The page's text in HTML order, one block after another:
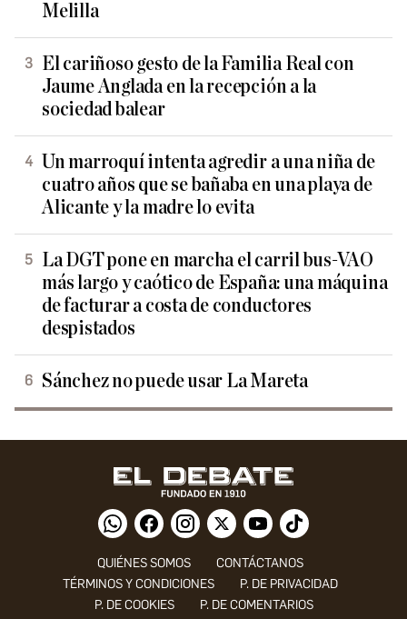
Melilla
El cariñoso gesto de la Familia Real con
Jaume Anglada en la recepción a la
sociedad balear
Un marroquí intenta agredir a una niña de
cuatro años que se bañaba en una playa de
Alicante y la madre lo evita
La DGT pone en marcha el carril bus-VAO
más largo y caótico de España: una máquina
de facturar a costa de conductores
despistados
Sánchez no puede usar La Mareta
QUIÉNES SOMOS
CONTÁCTANOS
TÉRMINOS Y CONDICIONES
P. DE PRIVACIDAD
P. DE COOKIES
P. DE COMENTARIOS